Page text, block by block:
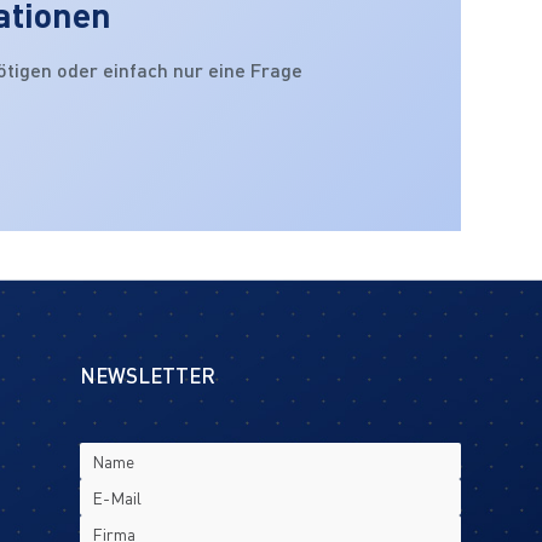
oder einfach nur eine Frage
NEWSLETTER